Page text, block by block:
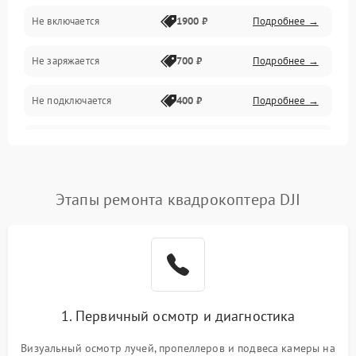
Механические повреждения
Не включается 1900 ₽ Подробнее →
Не заряжается 700 ₽ Подробнее →
Не подключается 400 ₽ Подробнее →
Этапы ремонта квадрокоптера DJI
1. Первичный осмотр и диагностика
Визуальный осмотр лучей, пропеллеров и подвеса камеры на